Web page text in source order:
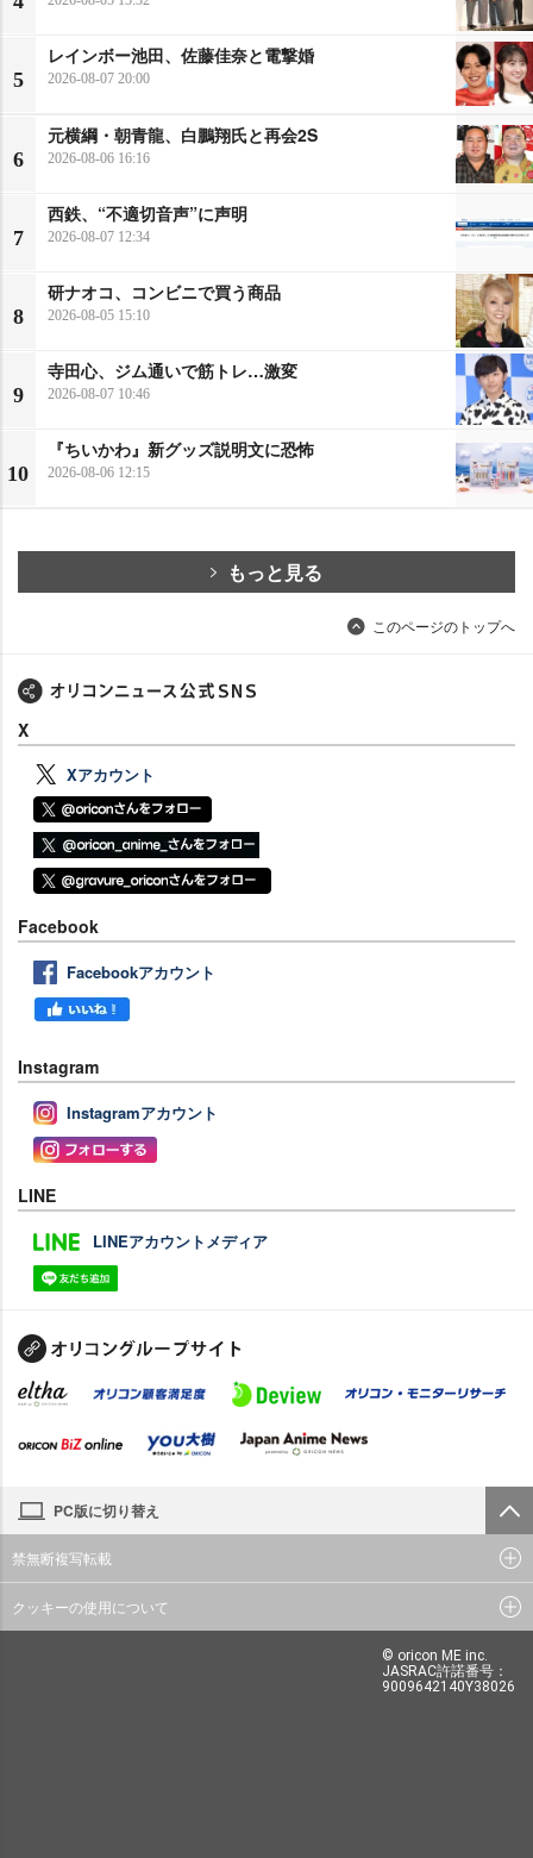
5
レインボー池田、佐藤佳奈と電撃婚
2026-08-07 20:00
6
元横綱・朝青龍、白鵬翔氏と再会2S
2026-08-06 16:16
7
西鉄、“不適切音声”に声明
2026-08-07 12:34
8
研ナオコ、コンビニで買う商品
2026-08-05 15:10
9
寺田心、ジム通いで筋トレ…激変
2026-08-07 10:46
10
『ちいかわ』新グッズ説明文に恐怖
2026-08-06 12:15
もっと見る
このページのトップへ
X
Xアカウント
Facebook
Facebookアカウント
Instagram
Instagramアカウント
LINE
LINEアカウントメディア
PC版に切り替え
禁無断複写転載
クッキーの使用について
© oricon ME inc.
JASRAC許諾番号：
9009642140Y38026